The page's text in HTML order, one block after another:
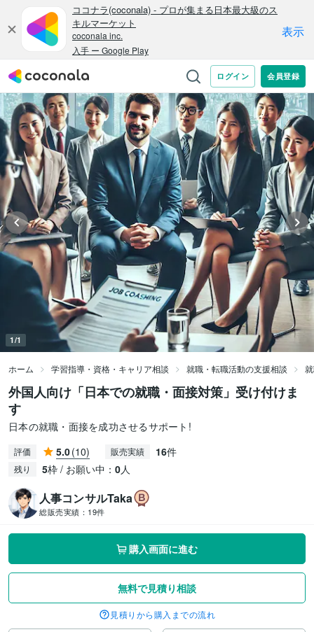
1/1
ホーム 学習指導・資格・キャリア相談 就職・転職活動の支援相談
外国人向け「日本での就職・面接対策」受け付けま
す
日本の就職・面接を成功させるサポート!
評価 5.0(10) 販売実績 16件
残り 5枠 / お願い中： 0人
人事コンサルTaka
総販売実績： 19件
購入画面に進む
無料で見積り相談
見積りから購入までの流れ